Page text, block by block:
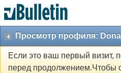
Просмотр профиля:
Если это ваш первый визит,
перед продолжением.Чтобы